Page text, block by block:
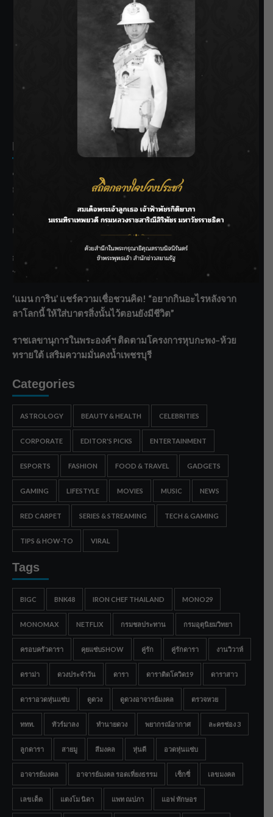
SIAMRATH VARIETY
THE BEST ENTERTAINMENT
Recent Posts
ชลประทานเชียงใหม่เร่งพร่องน้ำแม่น้ำปิง รับมวลน้ำเหนือ ย้ำ
ยังไม่ล้นตลิ่ง
ฟาดลุคใหม่! “แบม พิชญานิน” แดนซ์สับทุกจังหวะ ชวนแฟนๆ
แกะท่า #นอกจอนอกใจ
กรมชลฯ รับฟังประชาชน ติดตามแก้ปัญหาโครงการประตู
ระบายน้ำศรีสองรักฯ
‘แมน การิน’ แชร์ความเชื่อชวนคิด! “อยากกินอะไรหลังจาก
ลาโลกนี้ ให้ใส่บาตรสิ่งนั้นไว้ตอนยังมีชีวิต”
ราชเลขานุการในพระองค์ฯ ติดตามโครงการหุบกะพง–ห้วย
ทรายใต้ เสริมความมั่นคงน้ำเพชรบุรี
Categories
ASTROLOGY BEAUTY & HEALTH CELEBRITIES
CORPORATE EDITOR'S PICKS ENTERTAINMENT
ESPORTS FASHION FOOD & TRAVEL GADGETS
GAMING LIFESTYLE MOVIES MUSIC NEWS
RED CARPET SERIES & STREAMING TECH & GAMING
TIPS & HOW-TO VIRAL
Tags
BIGC BNK48 IRON CHEF THAILAND MONO29
MONOMAX NETFLIX กรมชลประทาน กรมอุตุนิยมวิทยา
ครอบครัวดารา คุยแซ่บSHOW คู่รัก คู่รักดารา งานวิวาห์
ดราม่า ดวงประจำวัน ดารา ดาราติดโควิด19 ดาราสาว
ดาราอวดหุ่นแซ่บ ดูดวง ดูดวงอาจารย์มงคล ตรวจหวย
ททท. ทัวร์มาลง ทำนายดวง พยากรณ์อากาศ ละครช่อง 3
ลูกดารา สายมู สีมงคล หุ่นดี อวดหุ่นแซ่บ
อาจารย์มงคล อาจารย์มงคล รอดเที่ยงธรรม เซ็กซี่ เลขมงคล
เลขเด็ด แตงโม นิดา แพท ณปภา แอฟ ทักษอร